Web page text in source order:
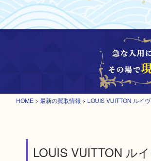
HOME > 最新の買取情報 > LOUIS VUITTON ルイ
LOUIS VUITTON ル